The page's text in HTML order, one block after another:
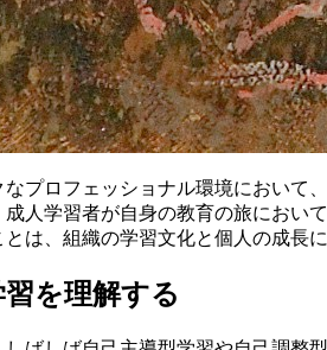
プロフェッショナル環境において
成人学習者が自身の教育の旅におい
は、組織の学習文化と個人の成長
を理解する